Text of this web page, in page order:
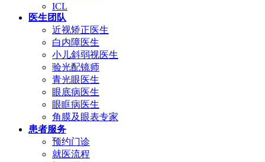
ICL
医生团队
近视矫正医生
白内障医生
小儿斜弱视医生
验光配镜师
青光眼医生
眼底病医生
眼眶病医生
角膜及眼表专家
患者服务
预约门诊
就医流程